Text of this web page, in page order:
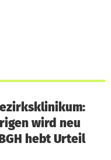
wird neu
hebt Urteil